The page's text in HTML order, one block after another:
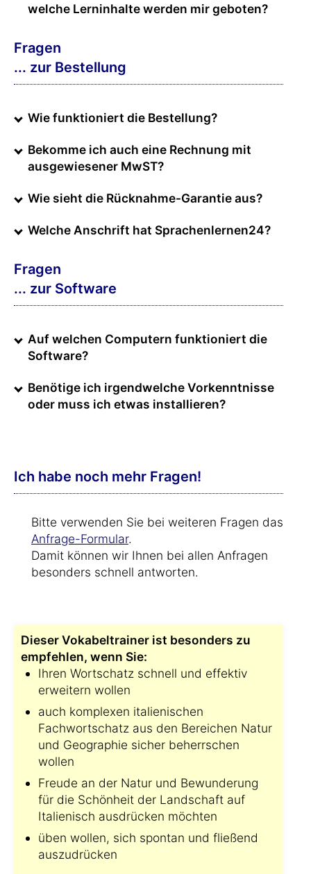
welche Lerninhalte werden mir geboten?
Fragen
... zur Bestellung
Wie funktioniert die Bestellung?
Bekomme ich auch eine Rechnung mit
ausgewiesener MwST?
Wie sieht die Rücknahme-Garantie aus?
Welche Anschrift hat Sprachenlernen24?
Fragen
... zur Software
Auf welchen Computern funktioniert die
Software?
Benötige ich irgendwelche Vorkenntnisse
oder muss ich etwas installieren?
Ich habe noch mehr Fragen!
Bitte verwenden Sie bei weiteren Fragen das
Anfrage-Formular.
Damit können wir Ihnen bei allen Anfragen
besonders schnell antworten.
Dieser Vokabeltrainer ist besonders zu
empfehlen, wenn Sie:
Ihren Wortschatz schnell und effektiv
erweitern wollen
auch komplexen italienischen
Fachwortschatz aus den Bereichen Natur
und Geographie sicher beherrschen
wollen
Freude an der Natur und Bewunderung
für die Schönheit der Landschaft auf
Italienisch ausdrücken möchten
üben wollen, sich spontan und fließend
auszudrücken